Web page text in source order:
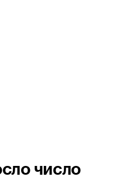
число